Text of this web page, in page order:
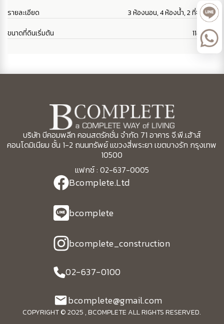
รายละเอียด
3 ห้องนอน, 4 ห้องน้ำ, 2 ที่จอดรถ
ขนาดที่ดินเริ่มต้น
114 ตร.ว.
บริษัท บีคอมพลีท คอนสตรัคชั่น จำกัด 71 อาคาร จี.พี.เฮ้าส์
คอนโดมิเนียม ชั้น 1-2 ถนนทรัพย์ แขวงสี่พระยา เขตบางรัก กรุงเทพ
10500
แฟกซ์ : 02-637-0005
Bcomplete.Ltd
bcomplete
bcomplete_construction
02-637-0100
bcomplete@gmail.com
COPYRIGHT © 2025 , BCOMPLETE ALL RIGHTS RESERVED.